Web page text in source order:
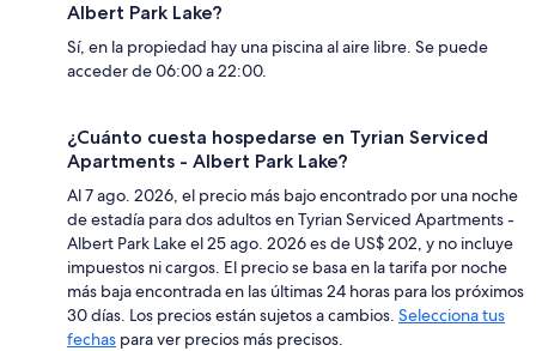
Albert Park Lake?
Sí, en la propiedad hay una piscina al aire libre. Se puede
acceder de 06:00 a 22:00.
¿Cuánto cuesta hospedarse en Tyrian Serviced
Apartments - Albert Park Lake?
Al 7 ago. 2026, el precio más bajo encontrado por una noche
de estadía para dos adultos en Tyrian Serviced Apartments -
Albert Park Lake el 25 ago. 2026 es de US$ 202, y no incluye
impuestos ni cargos. El precio se basa en la tarifa por noche
más baja encontrada en las últimas 24 horas para los próximos
30 días. Los precios están sujetos a cambios. Selecciona tus
fechas para ver precios más precisos.